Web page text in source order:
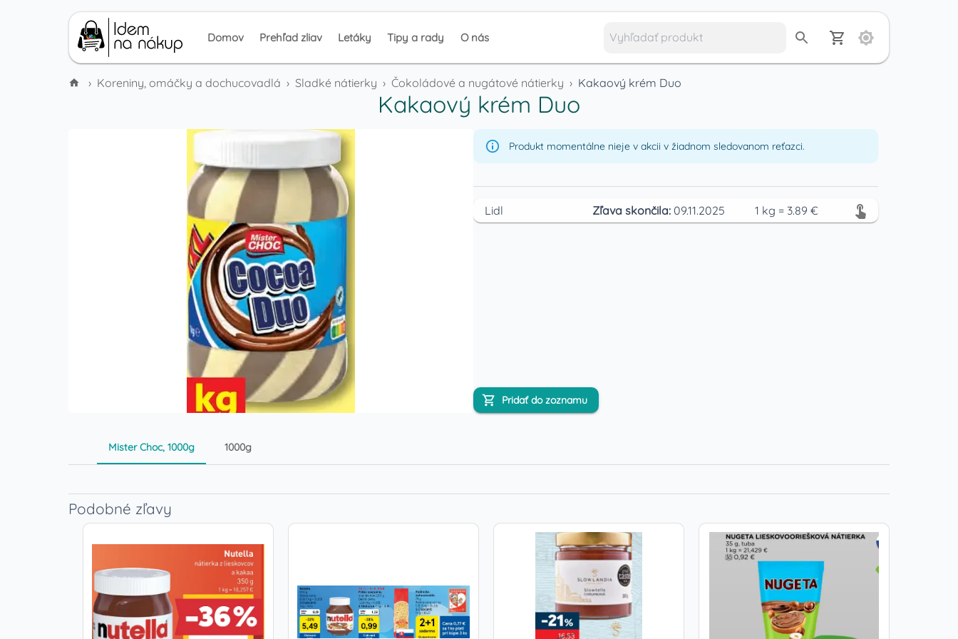
Domov Prehľad zliav Letáky Tipy a rady O nás
› Koreniny, omáčky a dochucovadlá › Sladké nátierky › Čokoládové a nugátové nátierky › Kakaový krém Duo
Kakaový krém Duo
Produkt momentálne nieje v akcii v žiadnom sledovanom reťazci.
Lidl Zľava skončila: 09.11.2025 1 kg = 3.89 €
Pridať do zoznamu
Mister Choc, 1000g 1000g
Podobné zľavy